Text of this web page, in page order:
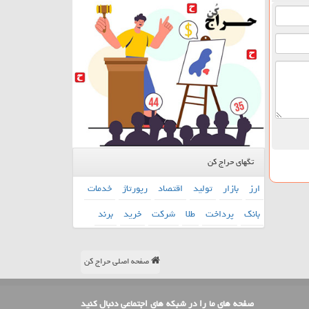
تگهای حراج کن
ارز بازار تولید اقتصاد رپورتاژ خدمات
بانك پرداخت طلا شركت خرید برند
صفحه اصلی حراج کن
صفحه های ما را در شبکه های اجتماعی دنبال کنید